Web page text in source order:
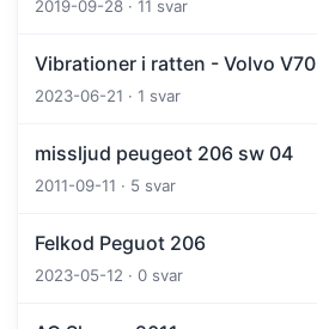
2019-09-28 · 11 svar
Vibrationer i ratten - Volvo V70
2023-06-21 · 1 svar
missljud peugeot 206 sw 04
2011-09-11 · 5 svar
Felkod Peguot 206
2023-05-12 · 0 svar